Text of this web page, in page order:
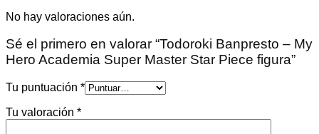
No hay valoraciones aún.
Sé el primero en valorar “Todoroki Banpresto – My
Hero Academia Super Master Star Piece figura”
Tu puntuación *
Tu valoración *